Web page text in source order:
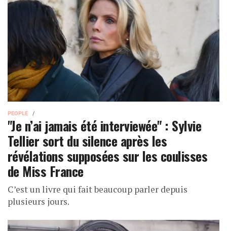
PEOPLE
"Je n’ai jamais été interviewée" : Sylvie
Tellier sort du silence après les
révélations supposées sur les coulisses
de Miss France
C’est un livre qui fait beaucoup parler depuis
plusieurs jours.